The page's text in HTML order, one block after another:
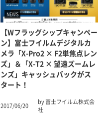
NEWS
【Wフラッグシップキャンペー
ン】富士フイルムデジタルカ
メラ「X-Pro2 × F2単焦点レン
ズ」＆「X-T2 × 望遠ズームレ
ンズ」キャッシュバックがス
タート！
2017/06/20
by 富士フイルム株式会
社